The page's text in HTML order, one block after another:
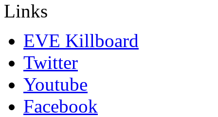
Links
EVE Killboard
Twitter
Youtube
Facebook